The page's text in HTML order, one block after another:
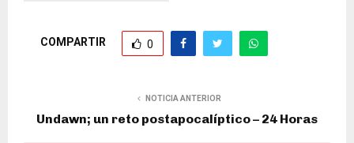
COMPARTIR 0
NOTICIA ANTERIOR
Undawn; un reto postapocalíptico – 24 Horas